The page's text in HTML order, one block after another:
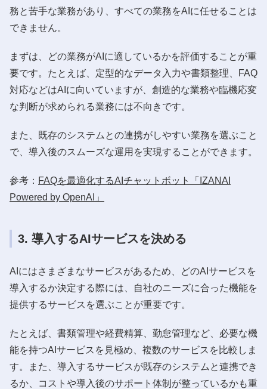
務と苦手な業務があり、すべての業務をAIに任せることは
できません。
まずは、どの業務がAIに適しているかを評価することが重
要です。たとえば、定型的なデータ入力や書類整理、FAQ
対応などはAIに向いていますが、創造的な業務や臨機応変
な判断が求められる業務には不向きです。
また、既存のシステムとの連携がしやすい業務を選ぶこと
で、導入後のスムーズな運用を実現することができます。
参考： FAQを最適化するAIチャットボット「IZANAI
Powered by OpenAI」
3. 導入するAIサービスを決める
AIにはさまざまなサービスがあるため、どのAIサービスを
導入するか決定する際には、自社のニーズに合った機能を
提供するサービスを選ぶことが重要です。
たとえば、書類管理や経費精算、勤怠管理など、必要な機
能を持つAIサービスを見極め、複数のサービスを比較しま
す。また、導入するサービスが既存のシステムと連携でき
るか、コストや導入後のサポート体制が整っているかも重